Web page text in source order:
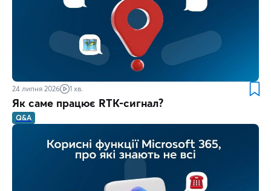
24 липня 2026 1 хв.
Як саме працює RTK-сигнал?
Q&A